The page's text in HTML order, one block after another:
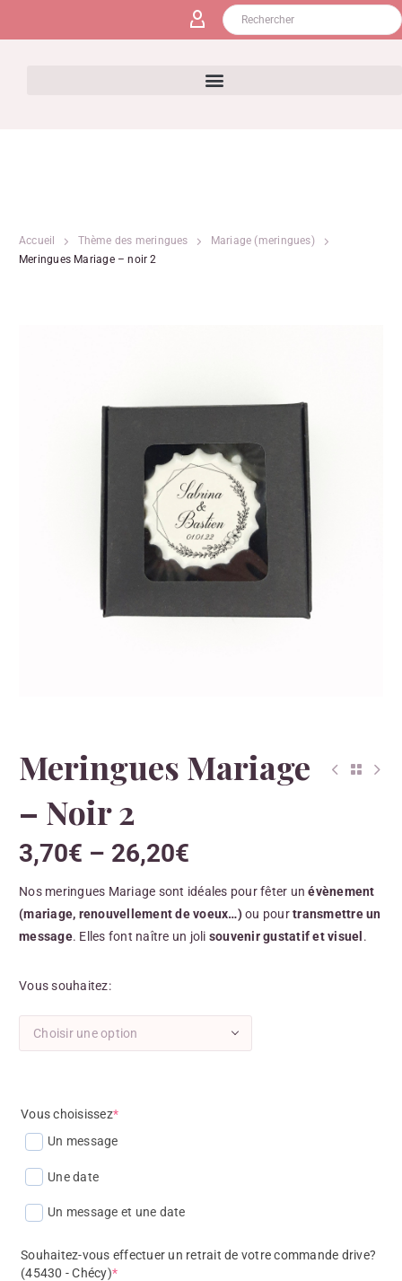
Accueil Thème des meringues
Mariage (meringues)
Meringues Mariage – noir 2
Meringues Mariage
– Noir 2
3,70€ – 26,20€
Nos meringues Mariage sont idéales pour fêter unévènement
(mariage, renouvellement de voeux…)ou pourtransmettre un
message. Elles font naître un joli souvenir gustatif et visuel .
Vous souhaitez
Choisir une option
Vous choisissez*
Un message
Une date
Un message et une date
Souhaitez-vous effectuer un retrait de votre commande drive?
(45430 - Chécy)*